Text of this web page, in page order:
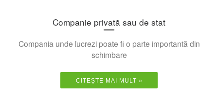
Companie privată sau de stat
Compania unde lucrezi poate fi o parte importantă din
schimbare
CITEȘTE MAI MULT »